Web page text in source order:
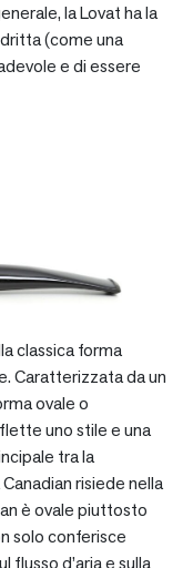
la Lovat ha la
(come una
e di essere
classica forma
Caratterizzata da un
ovale o
uno stile e una
tra la
risiede nella
è ovale piuttosto
solo conferisce
flusso d’aria e sulla